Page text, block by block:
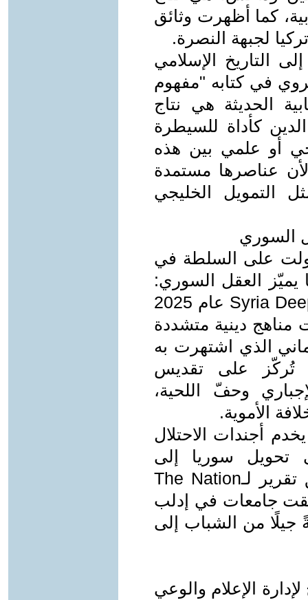
كما أظهرت وثائق
التاريخ الإسلامي
في كتابه "مفهوم
الوهابية الحديثة هي نتاج
كأداة للسيطرة
أو علمي بين هذه
عناصرها مستمدة
التمويل الخليجي
على السلطة في
يميّز العقل السوري:
التفكير العلمي والتقدمي. تقرير لـSyria Deeply عام 2025
دينية متشددة
الذي اشتهرت به
تُركّز على تقديس
وحفّ اللحية،
الأموية.
أجندات الاحتلال
تحويل سوريا إلى
مستنقع من الجهل والعنف. كما وثّق تقرير لـThe Nation
أغلقت جامعات في إدلب
جيلًا من الشباب إلى
الإعلام والوعي